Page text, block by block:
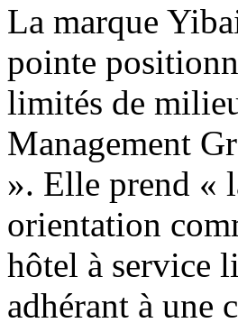
La marque
pointe
limités de
Management
». Elle prend «
orientation
hôtel à service
adhérant à une